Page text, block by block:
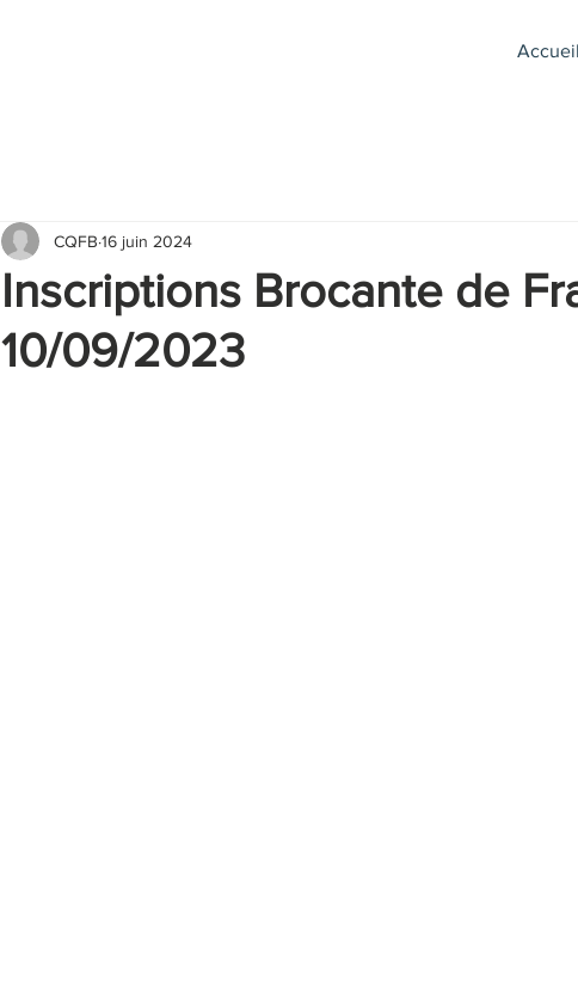
Accueil
Inscriptions Brocante de
10/09/2023
CQFB 16 juin 2024